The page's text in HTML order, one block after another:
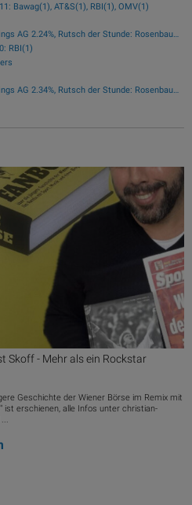
Bawag(1), AT&S(1), RBI(1), OMV(1)
Star der Stunde: Austriacard Holdings AG 2.24%, Rutsch der Stunde: Rosenbauer -5.39%
RBI(1)
Star der Stunde: Austriacard Holdings AG 2.34%, Rutsch der Stunde: Rosenbauer -1.95%
Skoff - Mehr als ein Rockstar
Geschichte der Wiener Börse im Remix mit
ist erschienen, alle Infos unter christian-